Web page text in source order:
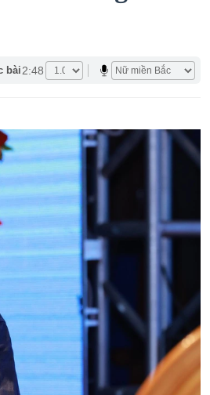
bài 2:48